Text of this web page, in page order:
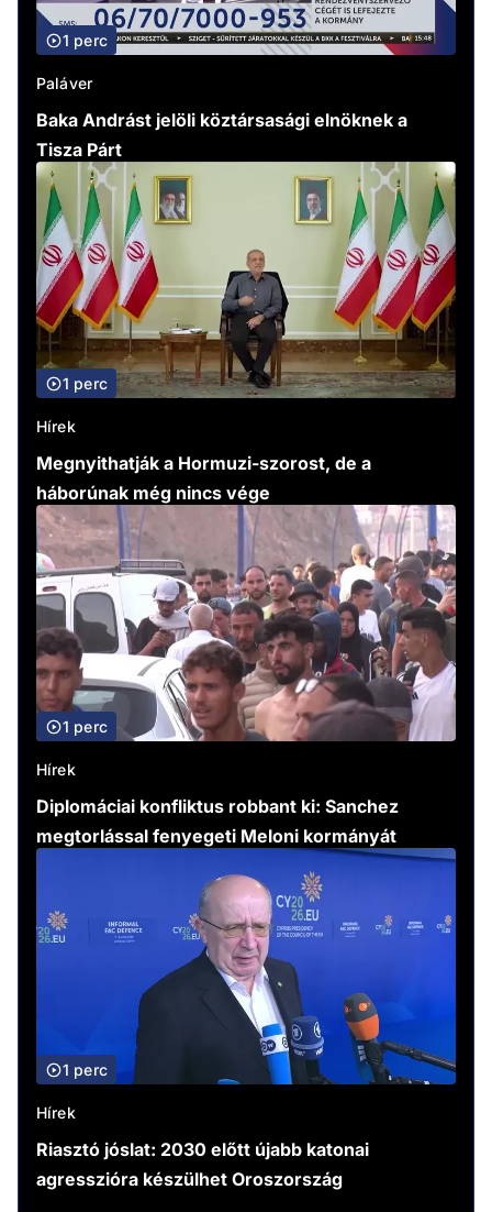
1 perc
Paláver
Baka Andrást jelöli köztársasági elnöknek a
Tisza Párt
1 perc
Hírek
Megnyithatják a Hormuzi-szorost, de a
háborúnak még nincs vége
1 perc
Hírek
Diplomáciai konfliktus robbant ki: Sanchez
megtorlással fenyegeti Meloni kormányát
1 perc
Hírek
Riasztó jóslat: 2030 előtt újabb katonai
agresszióra készülhet Oroszország